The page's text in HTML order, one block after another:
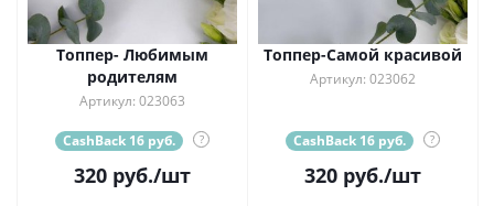
Топпер- Любимым
родителям
Артикул: 023063
CashBack 16 руб. ?
320 руб./шт
Топпер-Самой красивой
Артикул: 023062
CashBack 16 руб. ?
320 руб./шт